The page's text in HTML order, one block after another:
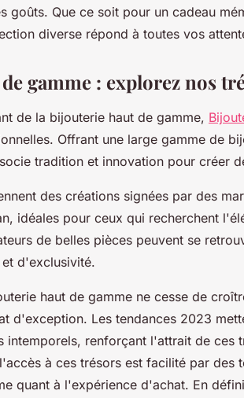
goûts. Que ce soit pour un cadeau
diverse répond à toutes vos
gamme : explorez nos
de la bijouterie haut de gamme,
Offrant une large gamme de
tradition et innovation pour créer
des créations signées par des
idéales pour ceux qui recherchent
de belles pièces peuvent se
d'exclusivité.
haut de gamme ne cesse de
d'exception. Les tendances 2023
intemporels, renforçant l'attrait de ces
à ces trésors est facilité par des
quant à l'expérience d'achat. En